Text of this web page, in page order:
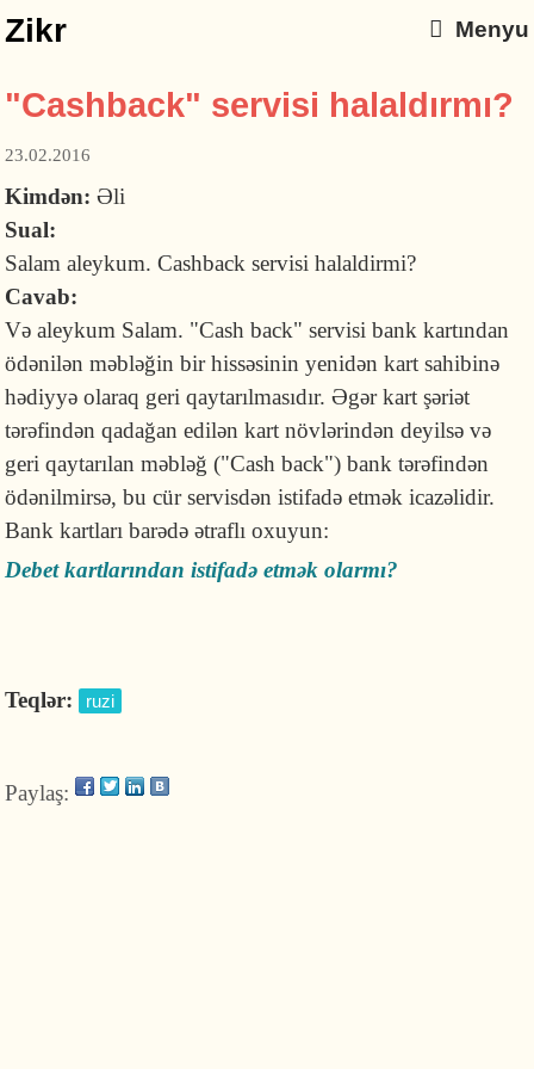
Zikr Menyu
"Cashback" servisi halaldırmı?
23.02.2016
Kimdən:Əli
Sual:
Salam aleykum. Cashback servisi halaldirmi?
Cavab:
Və aleykum Salam. "Cash back" servisi bank kartından
ödənilən məbləğin bir hissəsinin yenidən kart sahibinə
hədiyyə olaraq geri qaytarılmasıdır. Əgər kart şəriət
tərəfindən qadağan edilən kart növlərindən deyilsə və
geri qaytarılan məbləğ ("Cash back") bank tərəfindən
ödənilmirsə, bu cür servisdən istifadə etmək icazəlidir.
Bank kartları barədə ətraflı oxuyun:
Debet kartlarından istifadə etmək olarmı?
Teqlər: ruzi
Paylaş: